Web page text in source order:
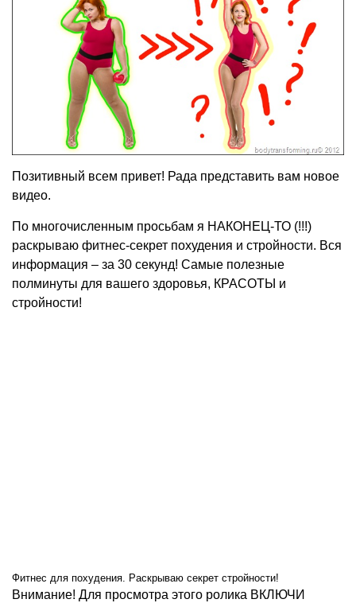
Позитивный всем привет! Рада представить вам новое
видео.
По многочисленным просьбам я НАКОНЕЦ-ТО (!!!)
раскрываю фитнес-секрет похудения и стройности. Вся
информация – за 30 секунд! Самые полезные
полминуты для вашего здоровья, КРАСОТЫ и
стройности!
Фитнес для похудения. Раскрываю секрет стройности!
Внимание! Для просмотра этого ролика ВКЛЮЧИ